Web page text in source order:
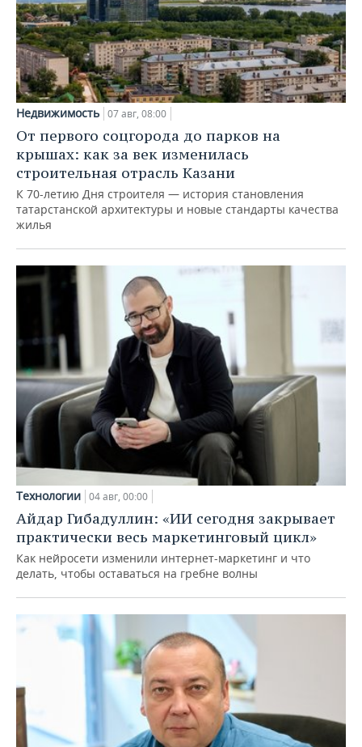
Недвижимость 07 авг, 08:00
От первого соцгорода до парков на
крышах: как за век изменилась
строительная отрасль Казани
К 70-летию Дня строителя — история становления
татарстанской архитектуры и новые стандарты качества
жилья
Технологии 04 авг, 00:00
Айдар Гибадуллин: «ИИ сегодня закрывает
практически весь маркетинговый цикл»
Как нейросети изменили интернет-маркетинг и что
делать, чтобы оставаться на гребне волны